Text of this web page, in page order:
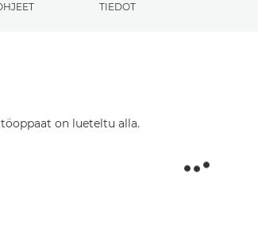
TIEDOT
on lueteltu alla.